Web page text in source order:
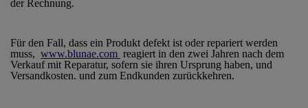
der Rechnung.
Für den Fall, dass ein Produkt defekt ist oder repariert werden
muss, www.blunae.com reagiert in den zwei Jahren nach dem
Verkauf mit Reparatur, sofern sie ihren Ursprung haben, und
Versandkosten. und zum Endkunden zurückkehren.